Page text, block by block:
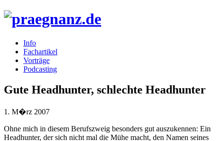
Info
Fachartikel
Vorträge
Podcasting
Gute Headhunter, schlechte Headhunter
1. M�rz 2007
Ohne mich in diesem Berufszweig besonders gut auszukennen: Ein
Headhunter, der sich nicht mal die Mühe macht, den Namen seines